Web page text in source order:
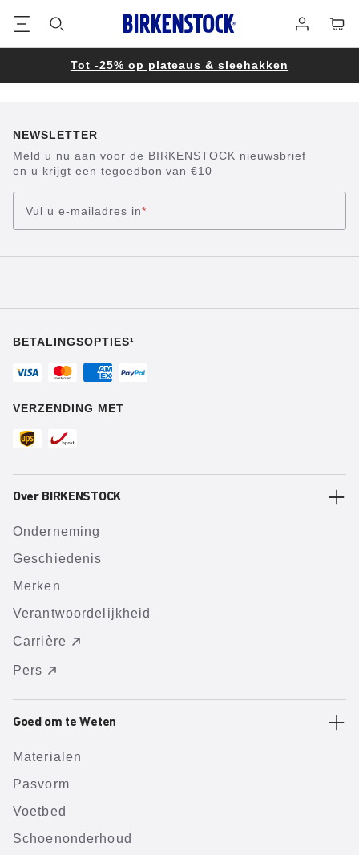
Tot -25% op plateaus & sleehakken
NEWSLETTER
Meld u nu aan voor de BIRKENSTOCK nieuwsbrief
en u krijgt een tegoedbon van €10
Vul u e-mailadres in*
BETALINGSOPTIES¹
VERZENDING MET
Over BIRKENSTOCK
Onderneming
Geschiedenis
Merken
Verantwoordelijkheid
Carrière
Pers
Goed om te Weten
Materialen
Pasvorm
Voetbed
Schoenonderhoud